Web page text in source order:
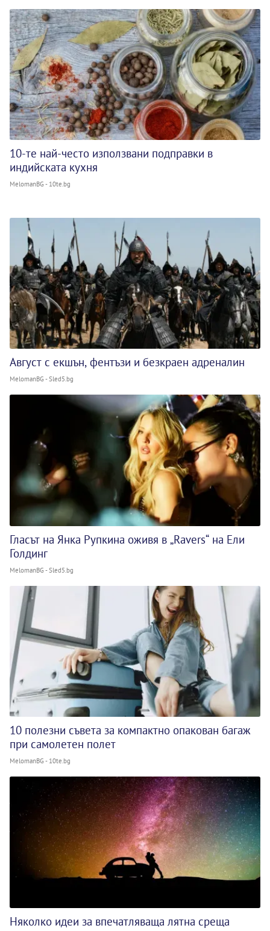
10-те най-често използвани подправки в
индийската кухня
MelomanBG - 10te.bg
Август с екшън, фентъзи и безкраен адреналин
MelomanBG - Sled5.bg
Гласът на Янка Рупкина оживя в „Ravers“ на Ели
Голдинг
MelomanBG - Sled5.bg
10 полезни съвета за компактно опакован багаж
при самолетен полет
MelomanBG - 10te.bg
Няколко идеи за впечатляваща лятна среща